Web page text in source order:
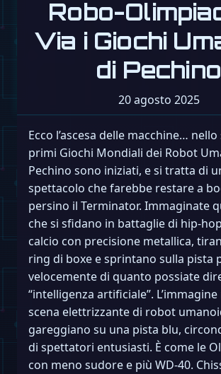
Robo-
Via i Giochi
di Pechino
20 agosto 2025
Ecco l’ascesa delle macchine…
primi Giochi Mondiali dei Robot
Pechino sono iniziati, e si tratta di
spettacolo che farebbe restare a
persino il Terminator. Immaginate
che si sfidano in battaglie di hip-
calcio con precisione metallica,
ring di boxe e sprintano sulla pista
velocemente di quanto possiate
“intelligenza artificiale”.
scena elettrizzante di robot
gareggiano su una pista blu,
di spettatori entusiasti. È come le
con meno sudore e più WD-40.